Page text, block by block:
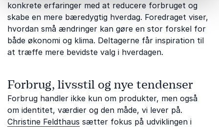
konkrete erfaringer med at reducere forbruget og
skabe en mere bæredygtig hverdag. Foredraget viser,
hvordan små ændringer kan gøre en stor forskel for
både økonomi og klima. Deltagerne får inspiration til
at træffe mere bevidste valg i hverdagen.
Forbrug, livsstil og nye tendenser
Forbrug handler ikke kun om produkter, men også
om identitet, værdier og den måde, vi lever på.
Christine Feldthaus sætter fokus på udviklingen i